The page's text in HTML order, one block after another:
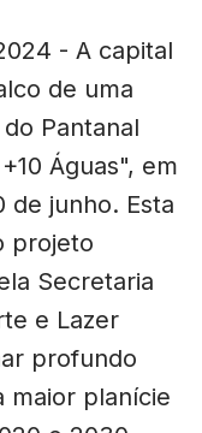
- A capital
de uma
Pantanal
Águas", em
de junho. Esta
projeto
Secretaria
e Lazer
profundo
maior planície